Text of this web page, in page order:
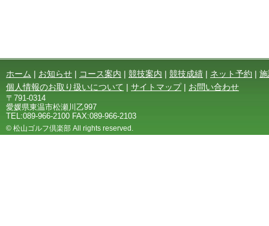
ホーム | お知らせ | コース案内 | 競技案内 | 競技成績 | ネット予約 |
個人情報のお取り扱いについて | サイトマップ | お問い合わせ
〒791-0314
愛媛県東温市松瀬川乙997
TEL:089-966-2100 FAX:089-966-2103
© 松山ゴルフ倶楽部 All rights reserved.